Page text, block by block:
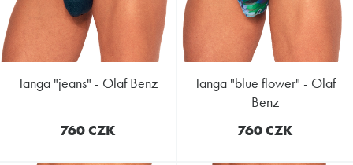
tanga "jeans" - Olaf Benz
760 CZK
tanga "blue flower" - Olaf
Benz
760 CZK